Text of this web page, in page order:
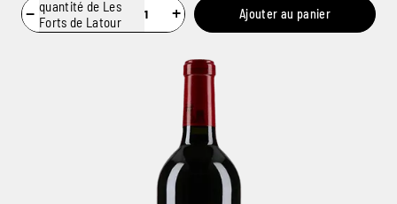
− quantité de Les
Forts de Latour
+ Ajouter au panier